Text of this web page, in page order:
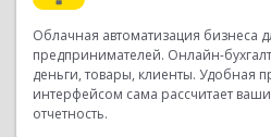
Облачная автоматизация бизнеса
предпринимателей. Онлайн-
деньги, товары, клиенты. Удобная
интерфейсом сама рассчитает
отчетность.